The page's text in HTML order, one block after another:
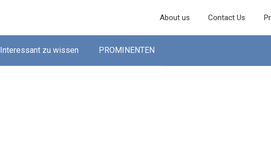
About us Contact Us
Interessant zu wissen PROMINENTEN